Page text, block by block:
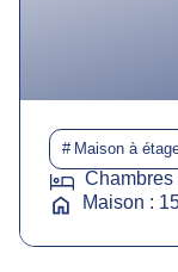
Maison à
Chambres
Maison :